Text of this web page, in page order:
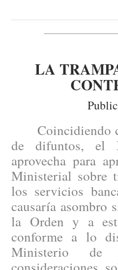
LA
Coincidiendo
de difuntos, el
aprovecha para
Ministerial sobre
los servicios
causaría asombro
la Orden y a
conforme a lo
Ministerio de